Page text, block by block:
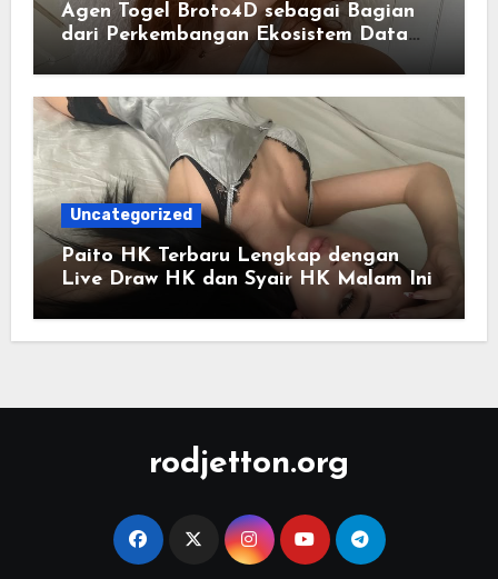
Agen Togel Broto4D sebagai Bagian
dari Perkembangan Ekosistem Data
Digital Saat Ini
Uncategorized
Paito HK Terbaru Lengkap dengan
Live Draw HK dan Syair HK Malam Ini
rodjetton.org